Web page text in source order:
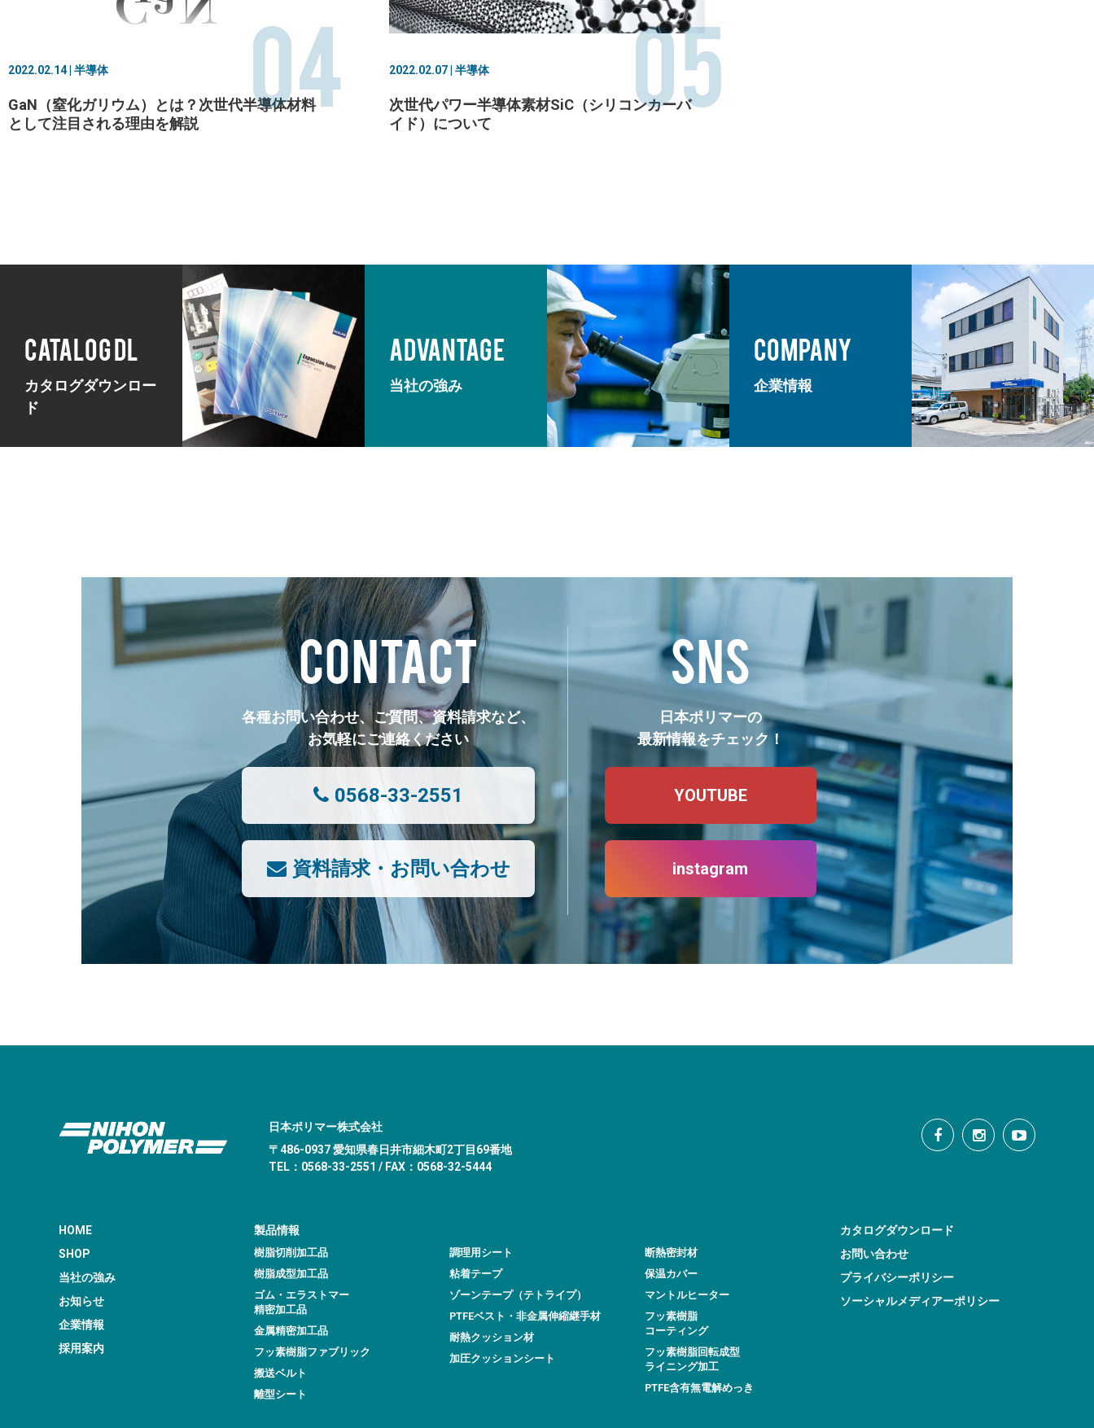
2022.02.14 | 半導体
GaN（窒化ガリウム）とは？次世代半導体材料
として注目される理由を解説
04 2022.02.07 | 半導体
次世代パワー半導体素材SiC（シリコンカーバ
イド）について
05
CATALOG DL
カタログダウンロー
ド
ADVANTAGE
当社の強み
COMPANY
企業情報
CONTACT
各種お問い合わせ、ご質問、資料請求など、
お気軽にご連絡ください
0568-33-2551
資料請求・お問い合わせ
SNS
日本ポリマーの
最新情報をチェック！
YOUTUBE
instagram
日本ポリマー株式会社
〒486-0937 愛知県春日井市細木町2丁目69番地
TEL：0568-33-2551 / FAX：0568-32-5444
HOME
SHOP
当社の強み
お知らせ
企業情報
採用案内
製品情報
樹脂切削加工品
樹脂成型加工品
ゴム・エラストマー
精密加工品
金属精密加工品
フッ素樹脂ファブリック
搬送ベルト
離型シート
調理用シート
粘着テープ
ゾーンテープ（テトライプ）
PTFEベスト・非金属伸縮継手材
耐熱クッション材
加圧クッションシート
断熱密封材
保温カバー
マントルヒーター
フッ素樹脂
コーティング
フッ素樹脂回転成型
ライニング加工
PTFE含有無電解めっき
カタログダウンロード
お問い合わせ
プライバシーポリシー
ソーシャルメディアーポリシー